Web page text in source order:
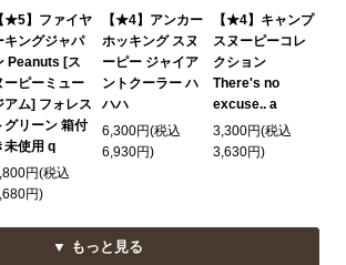
【★5】ファイヤ
キングジャパ
Peanuts [ス
ーピーミュー
アム] フォレス
グリーン 箱付
未使用 q
円(税込
円)
【★4】アンカー
ホッキング スヌ
ーピー ジャイア
ントクーラー ハ
ハハ
6,300円(税込
6,930円)
【★4】キャンプ
スヌーピーコレ
クション
There's no
excuse.. a
3,300円(税込
3,630円)
▼ もっと見る